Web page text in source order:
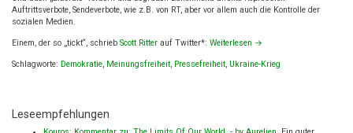
Auftrittsverbote, Sendeverbote, wie z.B. von RT, aber vor allem auch die Kontrolle der
sozialen Medien.
Einem, der so „tickt“, schrieb Scott Ritter auf Twitter*: Weiterlesen →
Schlagworte: Demokratie, Meinungsfreiheit, Pressefreiheit, Ukraine-Krieg
Leseempfehlungen